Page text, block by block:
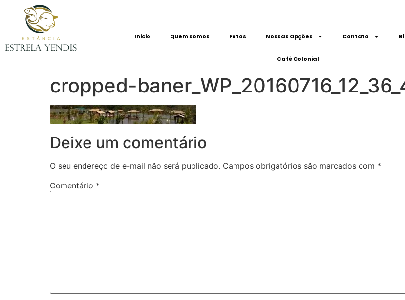
Inicio Quem somos Fotos Nossas Opções Contato
Café Colonial
cropped-
Deixe um comentário
O seu endereço de e-mail não será publicado. Campos obrigatórios são marcados com *
Comentário *